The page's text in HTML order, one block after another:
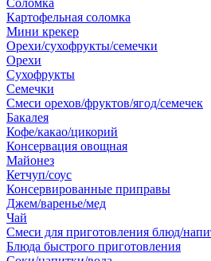
Соломка
Картофельная соломка
Мини крекер
Орехи/сухофрукты/семечки
Орехи
Сухофрукты
Семечки
Смеси орехов/фруктов/ягод/семечек
Бакалея
Кофе/какао/цикорий
Консервация овощная
Майонез
Кетчуп/соус
Консервированные приправы
Джем/варенье/мед
Чай
Смеси для приготовления блюд/
Блюда быстрого приготовления